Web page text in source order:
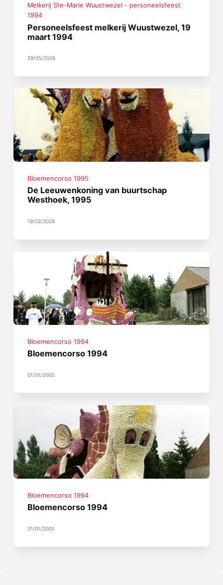
Melkerij Ste-Marie Wuustwezel - personeelsfeest
1994
Personeelsfeest melkerij Wuustwezel, 19
maart 1994
29/05/2026
Bloemencorso 1995
De Leeuwenkoning van buurtschap
Westhoek, 1995
19/02/2026
Bloemencorso 1994
Bloemencorso 1994
01/01/2000
Bloemencorso 1994
Bloemencorso 1994
01/01/2000